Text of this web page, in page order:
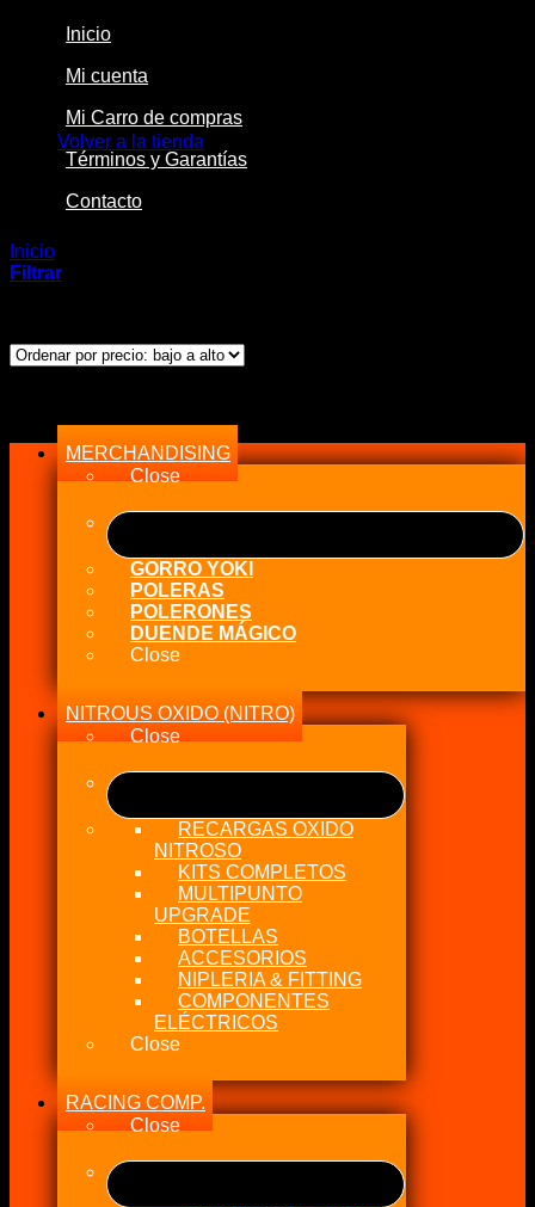
Volver a la tienda
Inicio
Mi cuenta
Mi Carro de compras
Términos y Garantías
Contacto
Inicio
Filtrar
MERCHANDISING
Close
GORRO YOKI
POLERAS
POLERONES
DUENDE MÁGICO
Close
NITROUS OXIDO (NITRO)
Close
RECARGAS OXIDO
NITROSO
KITS COMPLETOS
MULTIPUNTO
UPGRADE
BOTELLAS
ACCESORIOS
NIPLERIA & FITTING
COMPONENTES
ELÉCTRICOS
Close
RACING COMP.
Close